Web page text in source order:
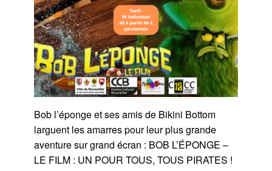
Bob l’éponge et ses amis de Bikini Bottom
larguent les amarres pour leur plus grande
aventure sur grand écran : BOB L’ÉPONGE –
LE FILM : UN POUR TOUS, TOUS PIRATES !